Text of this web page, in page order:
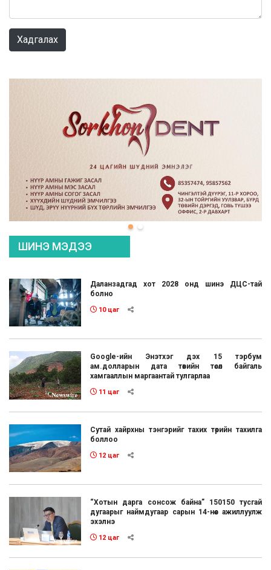
Хадгалах
ШИНЭ МЭДЭЭ
Даланзадгад хот 2028 онд шинэ ДЦС-тай
болно
10 цаг
Google-ийн Энэтхэг дэх 15 тэрбум
ам.долларын дата төвийн төсөл байгаль
хамгааллын маргаантай тулгарлаа
11 цаг
Сутай хайрхны тэнгэрийг тахих төрийн тахилга
боллоо
12 цаг
“Хотын дарга сонсож байна” 150150 тусгай
дугаарыг наймдугаар сарын 14-нөөс ажиллуулж
эхэлнэ
12 цаг